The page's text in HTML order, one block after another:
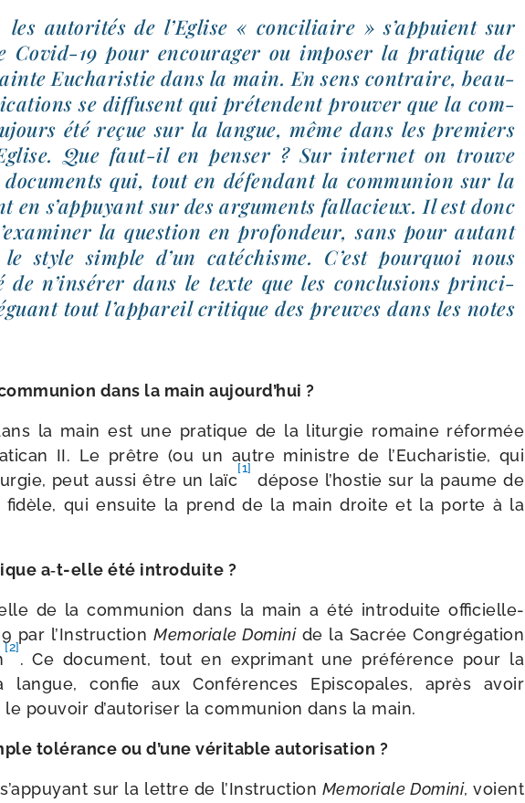
les auto­ri­tés de l’Eglise « conci­liaire » s’appuient sur
Covid-​19 pour encou­ra­ger ou impo­ser la pra­tique de
Eucharistie dans la main. En sens contraire, beau­
se dif­fusent qui pré­tendent prou­ver que la com­
été reçue sur la langue, même dans les pre­miers
Que faut-​il en pen­ser ? Sur inter­net on trouve
docu­ments qui, tout en défen­dant la com­mu­nion sur la
en s’appuyant sur des argu­ments fal­la­cieux. Il est donc
la ques­tion en pro­fon­deur, sans pour autant
style simple d’un caté­chisme. C’est pour­quoi nous
de n’insérer dans le texte que les conclu­sions prin­ci­
tout l’appareil cri­tique des preuves dans les notes
dans la main aujourd’hui ?
la main est une pra­tique de la litur­gie romaine réfor­mée
II. Le prêtre (ou un autre ministre de l’Eucharistie, qui
peut aus­si être un laïc
[1]
dépose l’hostie sur la paume de
fidèle, qui ensuite la prend de la main droite et la porte à la
a‑t-​elle été introduite ?
de la com­mu­nion dans la main a été intro­duite offi­ciel­le­
par l’InstructionMemoriale Dominide la Sacrée Congrégation
[2]
. Ce docu­ment, tout en expri­mant une pré­fé­rence pour la
langue, confie aux Conférences Episcopales, après avoir
pou­voir d’autoriser la com­mu­nion dans la main.
tolé­rance ou d’une véri­table autorisation ?
sur la lettre de l’Instruction Memoriale Domini, voient